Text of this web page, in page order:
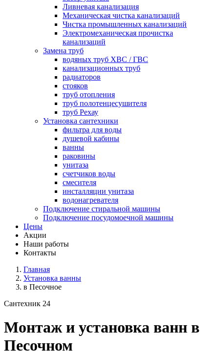
Ливневая канализация
Механическая чистка канализаций
Чистка промышленных канализаций
Электромеханическая прочистка
канализаций
Замена труб
водяных труб ХВС / ГВС
канализационных труб
радиаторов
стояков
труб отопления
труб полотенцесушителя
труб Рехау
Установка сантехники
фильтра для воды
душевой кабины
ванны
раковины
унитаза
счетчиков воды
смесителя
инсталляции унитаза
водонагревателя
Подключение стиральной машины
Подключение посудомоечной машины
Цены
Акции
Наши работы
Контакты
Главная
Установка ванны
в Песочное
Сантехник 24
Монтаж и установка ванн в
Песочном